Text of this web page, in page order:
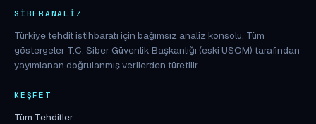
SIBERANALIZ
Türkiye tehdit istihbaratı için bağımsız analiz konsolu. Tüm
göstergeler T.C. Siber Güvenlik Başkanlığı (eski USOM) tarafından
yayımlanan doğrulanmış verilerden türetilir.
KEŞFET
Tüm Tehditler